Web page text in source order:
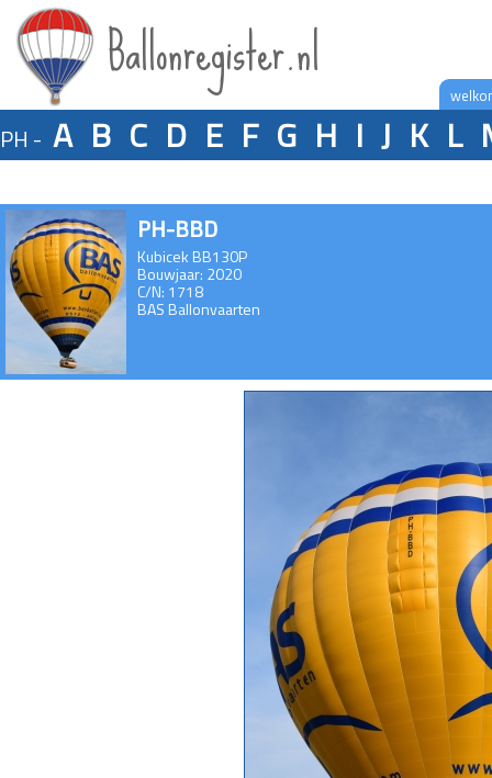
Ballonregister.nl
PH - A B C D E F G H I J K L
PH-BBD
Kubicek BB130P
Bouwjaar: 2020
C/N: 1718
BAS Ballonvaarten